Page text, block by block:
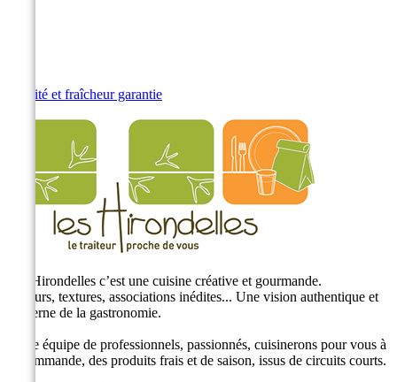
Qualité et fraîcheur garantie
Les Hirondelles c’est une cuisine créative et gourmande.
Saveurs, textures, associations inédites... Une vision authentique et
moderne de la gastronomie.
Notre équipe de professionnels, passionnés, cuisinerons pour vous à
la commande, des produits frais et de saison, issus de circuits courts.